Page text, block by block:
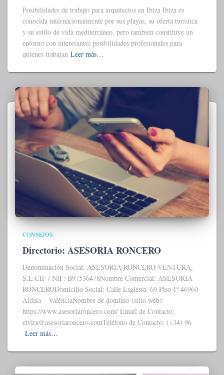
Posibilidades de trabajo para arquitectos en Ibiza Ibiza es
conocida internacionalmente por sus playas, su oferta turística
y su estilo de vida mediterráneo, pero también constituye un
entorno con interesantes posibilidades profesionales para
quienes trabajan Leer más…
CONSEJOS
Directorio: ASESORIA RONCERO
Denominación Social: ASESORIA RONCERO VENTURA,
S.L.CIF / NIF: B97536478Nombre Comercial: ASESORIA
RONCERODomicilio Social: Calle Església, 69 Piso 1º 46960
Aldaia – ValènciaNombre de dominio (sitio web):
https://www.asesoriaroncero.com/ Email de Contacto:
elvira@asesoriaroncero.comTeléfono de Contacto: (+34) 96
Leer más…